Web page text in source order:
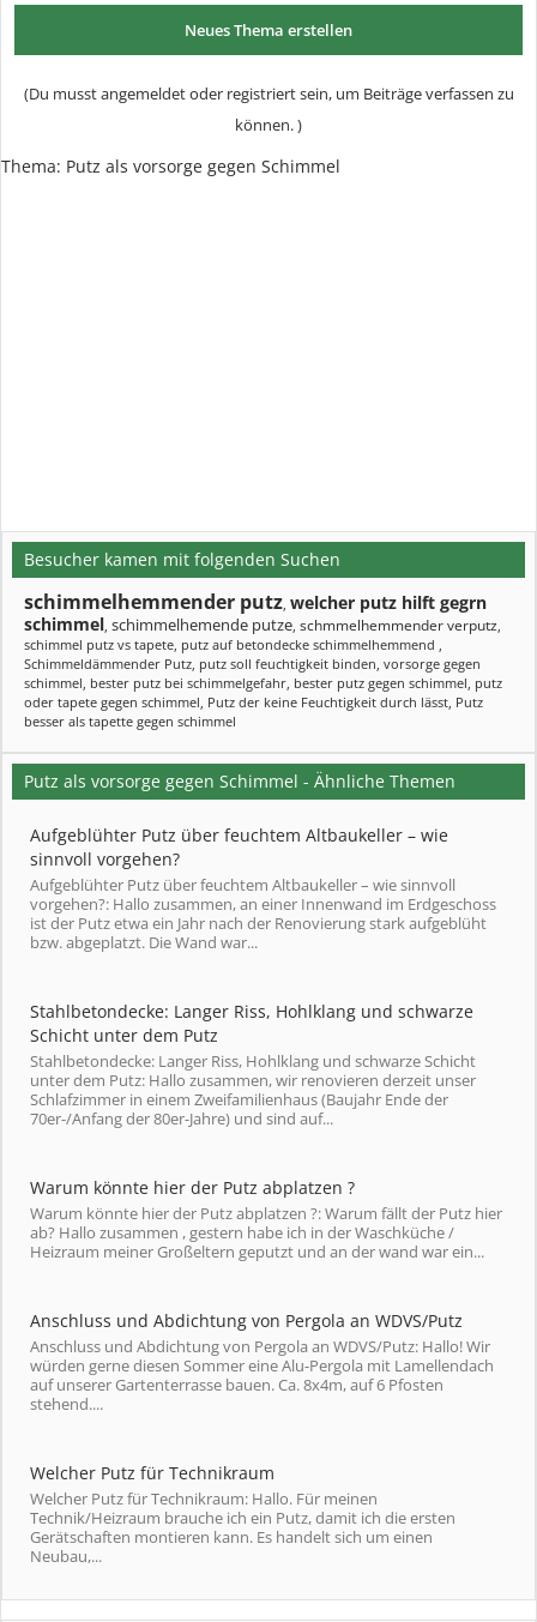
Neues Thema erstellen
(Du musst angemeldet oder registriert sein, um Beiträge verfassen zu
können. )
Thema: Putz als vorsorge gegen Schimmel
Besucher kamen mit folgenden Suchen
schimmelhemmender putz, welcher putz hilft gegrn
schimmel, schimmelhemende putze, schmmelhemmender verputz,
schimmel putz vs tapete, putz auf betondecke schimmelhemmend ,
Schimmeldämmender Putz, putz soll feuchtigkeit binden, vorsorge gegen
schimmel, bester putz bei schimmelgefahr, bester putz gegen schimmel, putz
oder tapete gegen schimmel, Putz der keine Feuchtigkeit durch lässt, Putz
besser als tapette gegen schimmel
Putz als vorsorge gegen Schimmel - Ähnliche Themen
Aufgeblühter Putz über feuchtem Altbaukeller – wie
sinnvoll vorgehen?
Aufgeblühter Putz über feuchtem Altbaukeller – wie sinnvoll
vorgehen?: Hallo zusammen, an einer Innenwand im Erdgeschoss
ist der Putz etwa ein Jahr nach der Renovierung stark aufgeblüht
bzw. abgeplatzt. Die Wand war...
Stahlbetondecke: Langer Riss, Hohlklang und schwarze
Schicht unter dem Putz
Stahlbetondecke: Langer Riss, Hohlklang und schwarze Schicht
unter dem Putz: Hallo zusammen, wir renovieren derzeit unser
Schlafzimmer in einem Zweifamilienhaus (Baujahr Ende der
70er-/Anfang der 80er-Jahre) und sind auf...
Warum könnte hier der Putz abplatzen ?
Warum könnte hier der Putz abplatzen ?: Warum fällt der Putz hier
ab? Hallo zusammen , gestern habe ich in der Waschküche /
Heizraum meiner Großeltern geputzt und an der wand war ein...
Anschluss und Abdichtung von Pergola an WDVS/Putz
Anschluss und Abdichtung von Pergola an WDVS/Putz: Hallo! Wir
würden gerne diesen Sommer eine Alu-Pergola mit Lamellendach
auf unserer Gartenterrasse bauen. Ca. 8x4m, auf 6 Pfosten
stehend....
Welcher Putz für Technikraum
Welcher Putz für Technikraum: Hallo. Für meinen
Technik/Heizraum brauche ich ein Putz, damit ich die ersten
Gerätschaften montieren kann. Es handelt sich um einen
Neubau,...